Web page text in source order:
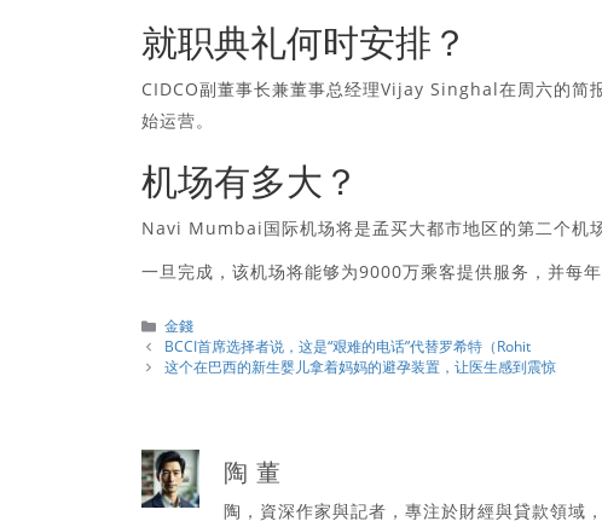
就职典礼何时安排？
CIDCO副董事长兼董事总经理Vijay Singhal在周六的简
始运营。
机场有多大？
Navi Mumbai国际机场将是孟买大都市地区的第二个机
一旦完成，该机场将能够为9000万乘客提供服务，并每
分
類
金錢
BCCI首席选择者说，这是“艰难的电话”代替罗希特（Rohit
这个在巴西的新生婴儿拿着妈妈的避孕装置，让医生感到震惊
陶 董
陶，資深作家與記者，專注於財經與貸款領域